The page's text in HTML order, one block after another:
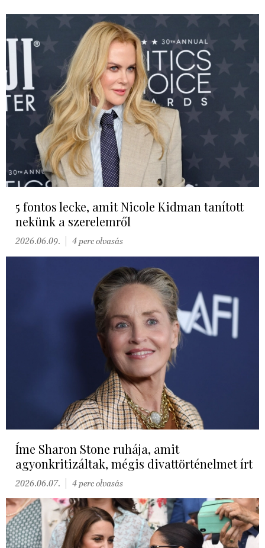
5 fontos lecke, amit Nicole Kidman tanított
nekünk a szerelemről
2026.06.09. 4 perc olvasás
Íme Sharon Stone ruhája, amit
agyonkritizáltak, mégis divattörténelmet írt
2026.06.07. 4 perc olvasás